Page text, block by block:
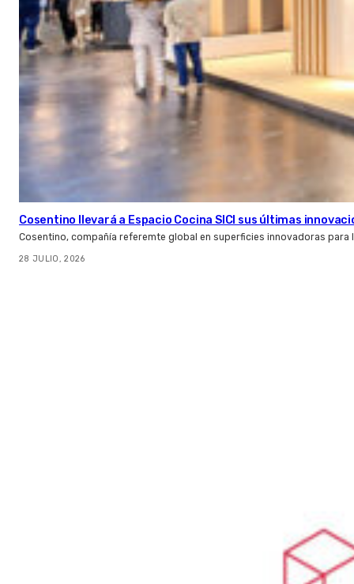
Cosentino llevará a Espacio Cocina SICI sus últimas
Cosentino, compañía referemte global en superficies innovadoras
28 JULIO, 2026